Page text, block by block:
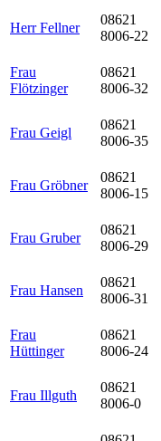
Herr Fellner
08621
8006-22
Frau
Flötzinger
08621
8006-32
Frau Geigl
08621
8006-35
Frau Gröbner
08621
8006-15
Frau Gruber
08621
8006-29
Frau Hansen
08621
8006-31
Frau
Hüttinger
08621
8006-24
Frau Illguth
08621
8006-0